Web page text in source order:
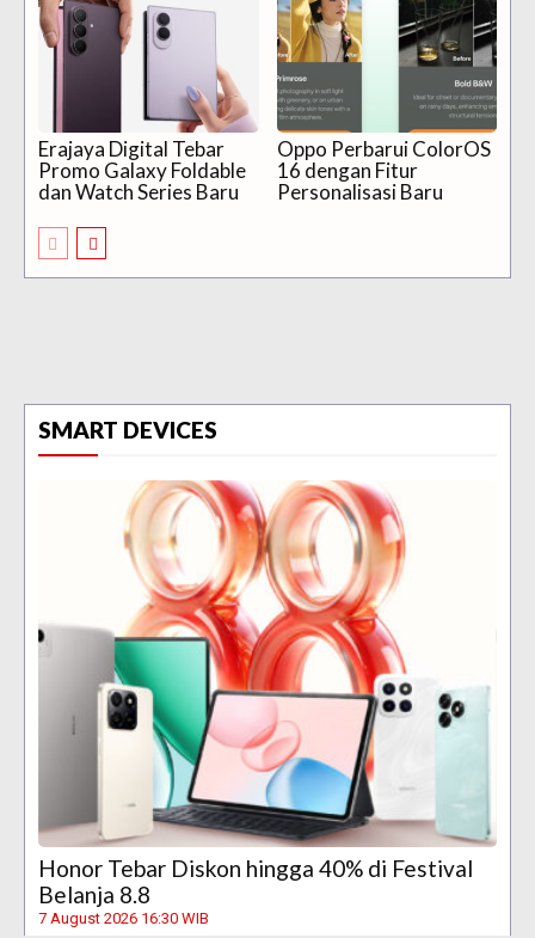
Erajaya Digital Tebar
Promo Galaxy Foldable
dan Watch Series Baru
Oppo Perbarui ColorOS
16 dengan Fitur
Personalisasi Baru
SMART DEVICES
Honor Tebar Diskon hingga 40% di Festival
Belanja 8.8
7 August 2026 16:30 WIB